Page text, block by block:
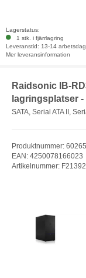
Lagerstatus:
1 stk. i fjärrlagring
Leveranstid: 13-14
Mer leveransinformation
Raidsonic IB-
lagringsplatser
SATA, Serial ATA II,
Produktnummer: 60265
EAN: 4250078166023
Artikelnummer: